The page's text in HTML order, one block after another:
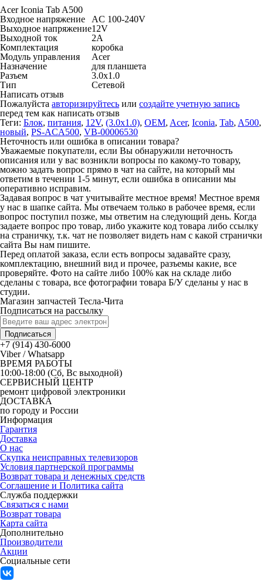
Acer Iconia Tab A500
Входное напряжение
AC 100-240V
Выходное напряжение12V
Выходной ток
2A
Комплектация
коробка
Модуль управления
Acer
Назначение
для планшета
Разъем
3.0x1.0
Тип
Сетевой
Написать отзыв
Пожалуйста авторизируйтесь или создайте учетную запись
перед тем как написать отзыв
Теги: Блок, питания, 12V, (3.0x1.0), OEM, Acer, Iconia, Tab, A500,
новый, PS-ACA500, VB-00006530
Неточность или ошибка в описании товара?
Уважаемые покупатели, если Вы обнаружили неточность
описания или у вас возникли вопросы по какому-то товару,
можно задать вопрос прямо в чат на сайте, на который мы
ответим в течении 1-5 минут, если ошибка в описании мы
оперативно исправим.
Задавая вопрос в чат учитывайте местное время! Местное время
у нас в шапке сайта. Мы отвечаем только в рабочее время, если
вопрос поступил позже, мы ответим на следующий день. Когда
задаете вопрос про товар, либо укажите код товара либо ссылку
на страничку, т.к. чат не позволяет видеть нам с какой странички
сайта Вы нам пишите.
Перед оплатой заказа, если есть вопросы задавайте сразу,
комплектацию, внешний вид и прочее, разъемы какие, все
проверяйте. Фото на сайте либо 100% как на складе либо
сделаны с товара, все фотографии товара Б/У сделаны у нас в
студии.
Магазин запчастей Тесла-Чита
Подписаться на рассылку
Подписаться
+7 (914) 430-6000
Viber / Whatsapp
ВРЕМЯ РАБОТЫ
10:00-18:00 (Сб, Вс выходной)
СЕРВИСНЫЙ ЦЕНТР
ремонт цифровой электроники
ДОСТАВКА
по городу и России
Информация
Гарантия
Доставка
О нас
Скупка неисправных телевизоров
Условия партнерской программы
Возврат товара и денежных средств
Соглашение и Политика сайта
Служба поддержки
Связаться с нами
Возврат товара
Карта сайта
Дополнительно
Производители
Акции
Социальные сети